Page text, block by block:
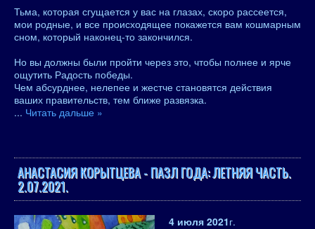
Тьма, которая сгущается у вас на глазах, скоро рассеется,
мои родные, и все происходящее покажется вам кошмарным
сном, который наконец-то закончился.
Но вы должны были пройти через это, чтобы полнее и ярче
ощутить Радость победы.
Чем абсурднее, нелепее и жестче становятся действия
ваших правительств, тем ближе развязка.
... Читать дальше »
АНАСТАСИЯ КОРЫТЦЕВА - ПАЗЛ ГОДА: ЛЕТНЯЯ ЧАСТЬ.
2.07.2021.
4 июля 2021г.